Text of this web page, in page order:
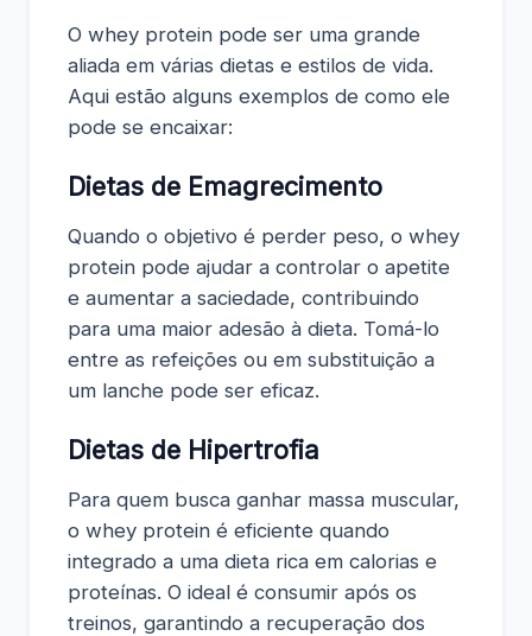
O whey protein pode ser uma grande
aliada em várias dietas e estilos de vida.
Aqui estão alguns exemplos de como ele
pode se encaixar:
Dietas de Emagrecimento
Quando o objetivo é perder peso, o whey
protein pode ajudar a controlar o apetite
e aumentar a saciedade, contribuindo
para uma maior adesão à dieta. Tomá-lo
entre as refeições ou em substituição a
um lanche pode ser eficaz.
Dietas de Hipertrofia
Para quem busca ganhar massa muscular,
o whey protein é eficiente quando
integrado a uma dieta rica em calorias e
proteínas. O ideal é consumir após os
treinos, garantindo a recuperação dos